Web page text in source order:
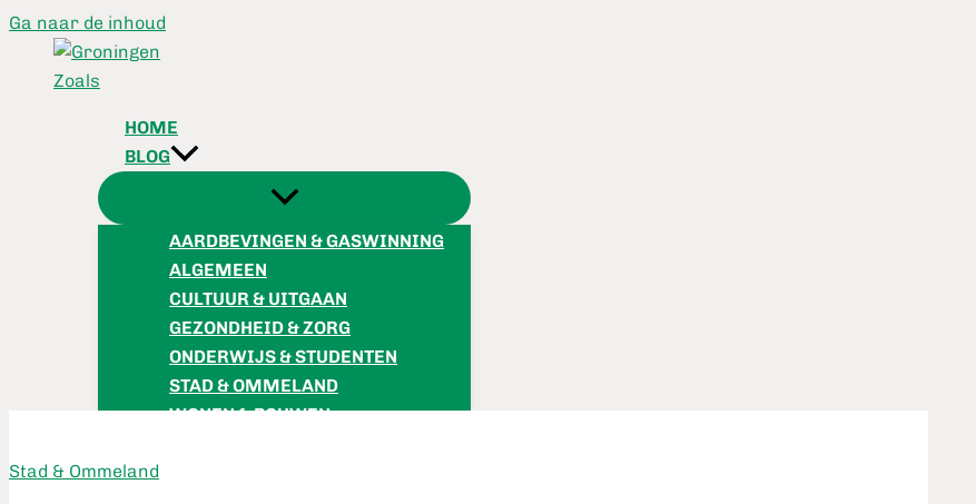
Ga naar de inhoud
HOME
BLOG
AARDBEVINGEN & GASWINNING
ALGEMEEN
CULTUUR & UITGAAN
GEZONDHEID & ZORG
ONDERWIJS & STUDENTEN
STAD & OMMELAND
WONEN & BOUWEN
CONTACT
Stad & Ommeland